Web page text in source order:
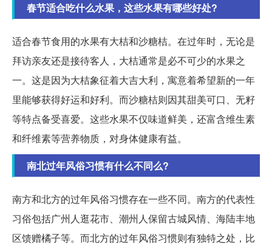
春节适合吃什么水果，这些水果有哪些好处?
适合春节食用的水果有大桔和沙糖桔。在过年时，无论是
拜访亲友还是接待客人，大桔通常是必不可少的水果之
一。这是因为大桔象征着大吉大利，寓意着希望新的一年
里能够获得好运和好利。而沙糖桔则因其甜美可口、无籽
等特点备受喜爱。这些水果不仅味道鲜美，还富含维生素
和纤维素等营养物质，对身体健康有益。
南北过年风俗习惯有什么不同么?
南方和北方的过年风俗习惯存在一些不同。南方的代表性
习俗包括广州人逛花市、潮州人保留古城风情、海陆丰地
区馈赠橘子等。而北方的过年风俗习惯则有独特之处，比